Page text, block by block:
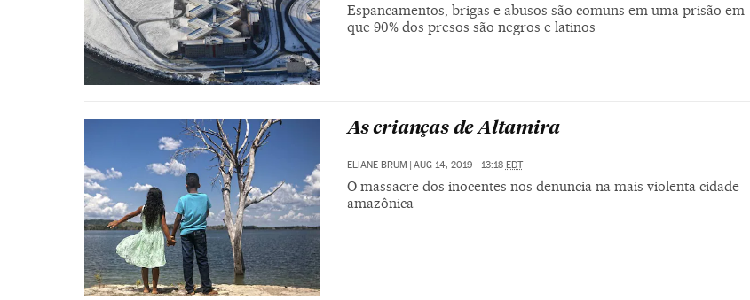
Espancamentos, brigas e abusos são comuns em uma prisão em
que 90% dos presos são negros e latinos
As crianças de Altamira
ELIANE BRUM | AUG 14, 2019 - 13:18 EDT
O massacre dos inocentes nos denuncia na mais violenta cidade
amazônica